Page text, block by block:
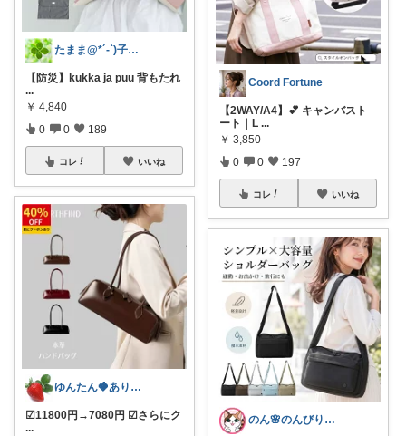
たまま@*´-`)子ども用品/日用品
【防災】kukka ja puu 背もたれ
...
￥ 4,840
0 0 189
コレ いいね
ゆんたん🍓ありがとう(୨୧•͈ᴗ•͈)
☑︎11800円→7080円 ☑︎さらにク
...
Coord Fortune
【2WAY/A4】💕 キャンバスト
ート｜L ...
￥ 3,850
0 0 197
コレ いいね
のん🌸のんびり生活✨